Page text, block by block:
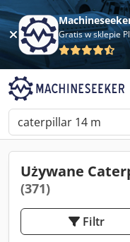
Gratis w sklepie
Używane
(371)
Filtr